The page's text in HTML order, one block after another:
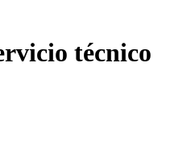
técnico